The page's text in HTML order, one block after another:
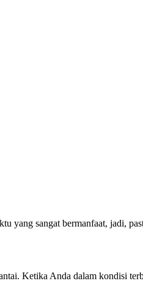
yang sangat bermanfaat, jadi,
Ketika Anda dalam kondisi